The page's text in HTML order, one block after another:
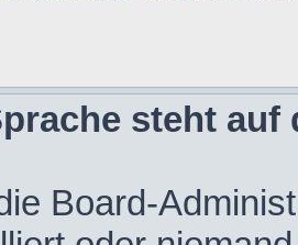
steht
Board-